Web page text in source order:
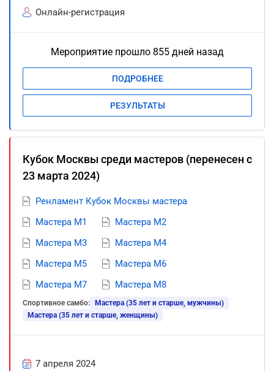
Онлайн-регистрация
Мероприятие прошло 855 дней назад
ПОДРОБНЕЕ
РЕЗУЛЬТАТЫ
Кубок Москвы среди мастеров (перенесен c
23 марта 2024)
Ренламент Кубок Москвы мастера
Мастера М1
Мастера М2
Мастера М3
Мастера М4
Мастера М5
Мастера М6
Мастера М7
Мастера М8
Спортивное самбо:
Мастера (35 лет и старше, мужчины)
Мастера (35 лет и старше, женщины)
7 апреля 2024